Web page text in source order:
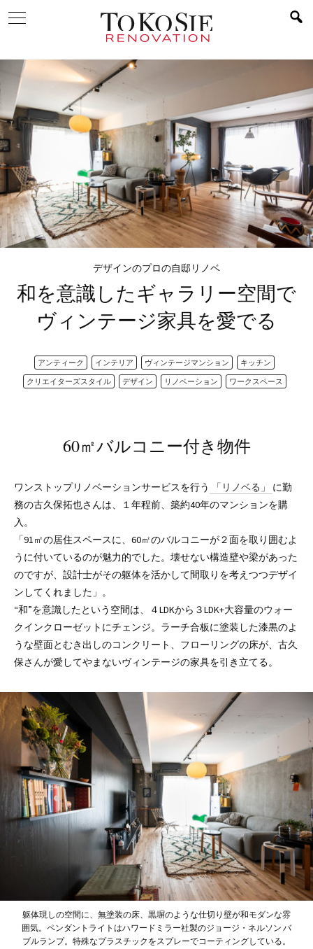
デザインのプロの自邸リノベ
和を意識したギャラリー空間で
ヴィンテージ家具を愛でる
アンティーク インテリア ヴィンテージマンション
キッチン
クリエイターズスタイル
デザイン リノベーション ワークスペース
60㎡バルコニー付き物件
ワンストップリノベーションサービスを行う 「リノベる」
に勤
務の古久保拓也さんは、１年程前、築約40年のマンションを購
入。
「91㎡の居住スペースに、60㎡のバルコニーが２面を取り囲むよ
うに付いているのが魅力的でした。壊せない構造壁や梁があった
のですが、設計士がその躯体を活かして間取りを考えつつデザイ
ンしてくれました」。
“和”を意識したという空間は、４LDKから３LDK+大容量のウォー
クインクローゼットにチェンジ。ラーチ合板に塗装した漆黒のよ
うな壁面とむき出しのコンクリート、フローリングの床が、古久
保さんが愛してやまないヴィンテージの家具を引き立てる。
躯体現しの空間に、無塗装の床、黒塀のような仕切り壁が和モダンな雰
囲気。ペンダントライトはハワードミラー社製のジョージ・ネルソン バ
ブルランプ。特殊なプラスチックをスプレーでコーティングしている。